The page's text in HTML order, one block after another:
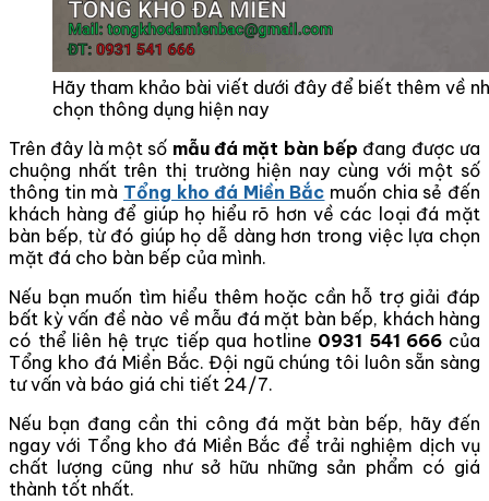
Hãy tham khảo bài viết dưới đây để biết thêm về
chọn thông dụng hiện nay
Trên đây là một số mẫu đá mặt bàn bếp đang được ưa
chuộng nhất trên thị trường hiện nay cùng với một số
thông tin mà Tổng kho đá Miền Bắc muốn chia sẻ đến
khách hàng để giúp họ hiểu rõ hơn về các loại đá mặt
bàn bếp, từ đó giúp họ dễ dàng hơn trong việc lựa chọn
mặt đá cho bàn bếp của mình.
Nếu bạn muốn tìm hiểu thêm hoặc cần hỗ trợ giải đáp
bất kỳ vấn đề nào về mẫu đá mặt bàn bếp, khách hàng
có thể liên hệ trực tiếp qua hotline 0931 541 666 của
Tổng kho đá Miền Bắc. Đội ngũ chúng tôi luôn sẵn sàng
tư vấn và báo giá chi tiết 24/7.
Nếu bạn đang cần thi công đá mặt bàn bếp, hãy đến
ngay với Tổng kho đá Miền Bắc để trải nghiệm dịch vụ
chất lượng cũng như sở hữu những sản phẩm có giá
thành tốt nhất.